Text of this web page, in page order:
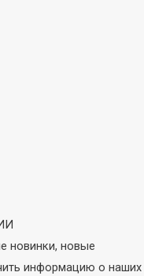
новинки, новые
информацию о наших